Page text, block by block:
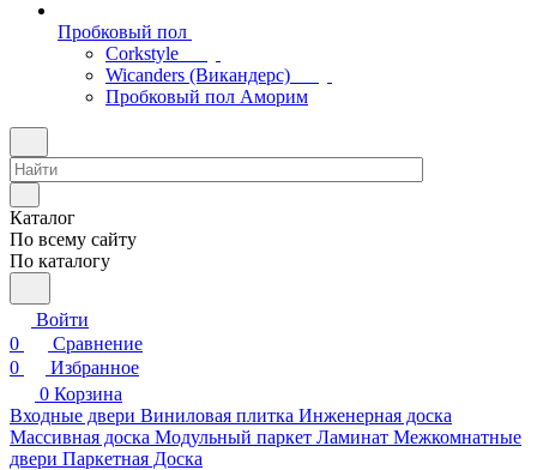
Пробковый пол
Corkstyle
Wicanders (Викандерс)
Пробковый пол Аморим
Каталог
По всему сайту
По каталогу
Войти
0
Сравнение
0
Избранное
0 Корзина
Входные двери Виниловая плитка Инженерная доска
Массивная доска Модульный паркет Ламинат Межкомнатные
двери Паркетная Доска